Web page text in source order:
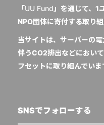
「UU Fund 」を通じて、1
NPO団体に寄付する取り組
当サイトは、サーバーの
伴うCO2排出などにおい
フセットに取り組んでいま
SNSでフォローする